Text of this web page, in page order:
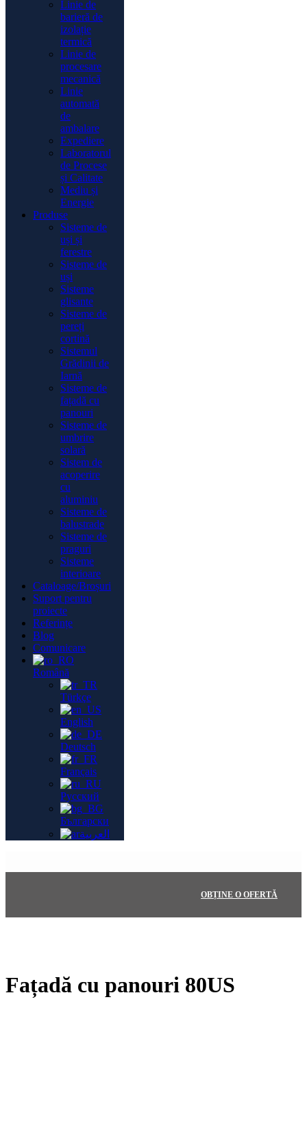
Linie de
barieră de
izolație
termică
Linie de
procesare
mecanică
Linie
automată
de
ambalare
Expediere
Laboratorul
de Procese
și Calitate
Mediu și
Energie
Produse
Sisteme de
uși și
ferestre
Sisteme de
uși
Sisteme
glisante
Sisteme de
pereți
cortină
Sistemul
Grădinii de
Iarnă
Sisteme de
fațadă cu
panouri
Sisteme de
umbrire
solară
Sistem de
acoperire
cu
aluminiu
Sisteme de
balustrade
Sisteme de
praguri
Sisteme
interioare
Cataloage/Broșuri
Suport pentru
proiecte
Referințe
Blog
Comunicare
Română
Türkçe
English
Deutsch
Français
Русский
Български
العربية
OBȚINE O OFERTĂ
Fațadă cu panouri 80US